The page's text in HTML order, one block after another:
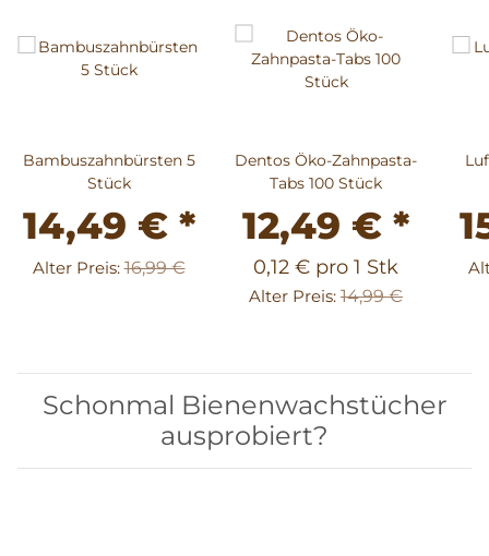
Bambuszahnbürsten 5
Stück
14,49 € *
Alter Preis:16,99 €
Dentos Öko-Zahnpasta-
Tabs 100 Stück
12,49 € *
0,12 € pro 1 Stk
Alter Preis: 14,99 €
Schonmal Bienenwachstücher
ausprobiert?